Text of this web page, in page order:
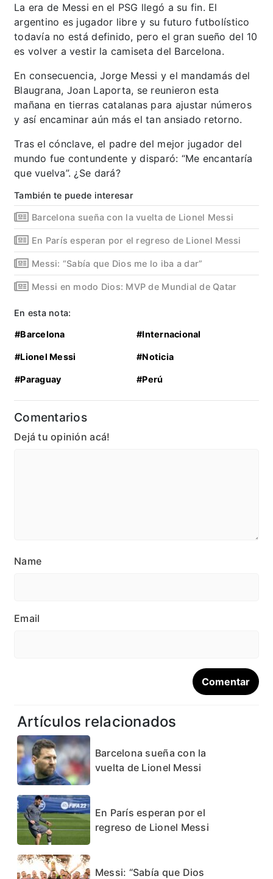
La era de Messi en el PSG llegó a su fin. El
argentino es jugador libre y su futuro futbolístico
todavía no está definido, pero el gran sueño del 10
es volver a vestir la camiseta del Barcelona.
En consecuencia, Jorge Messi y el mandamás del
Blaugrana, Joan Laporta, se reunieron esta
mañana en tierras catalanas para ajustar números
y así encaminar aún más el tan ansiado retorno.
Tras el cónclave, el padre del mejor jugador del
mundo fue contundente y disparó: “Me encantaría
que vuelva”. ¿Se dará?
También te puede interesar
Barcelona sueña con la vuelta de Lionel Messi
En París esperan por el regreso de Lionel Messi
Messi: “Sabía que Dios me lo iba a dar”
Messi en modo Dios: MVP de Mundial de Qatar
En esta nota:
#Barcelona #Internacional
#Lionel Messi #Noticia
#Paraguay #Perú
Comentarios
Dejá tu opinión acá!
Name
Email
Artículos relacionados
Barcelona sueña con la
vuelta de Lionel Messi
En París esperan por el
regreso de Lionel Messi
Messi: “Sabía que Dios